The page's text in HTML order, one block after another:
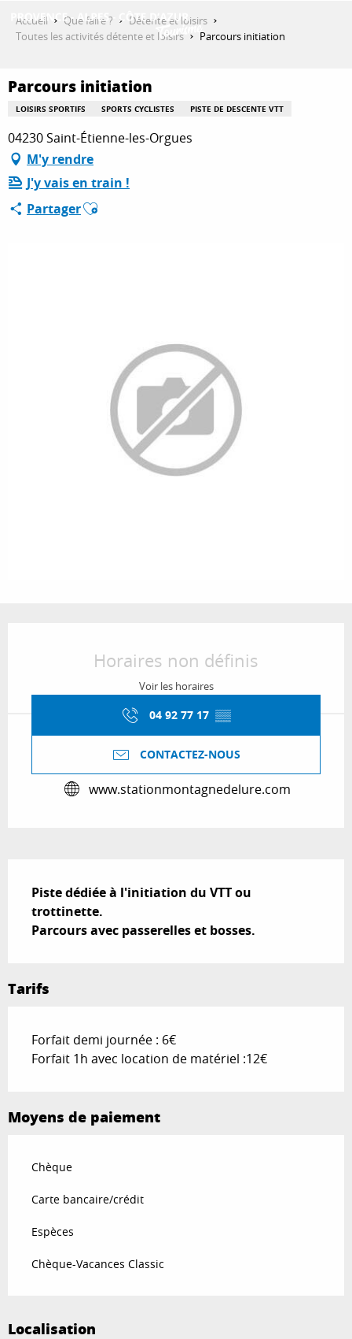
QUE FAIRE ?
SÉJOURNER
Accueil Que faire ?
Détente et loisirs
Toutes les activités détente et loisirs
Parcours initiation
Parcours initiation
LOISIRS SPORTIFS SPORTS CYCLISTES PISTE DE DESCENTE VTT
04230 Saint-Étienne-les-Orgues
M'y rendre
J'y vais en train !
PartagerAjouter aux favoris
Horaires non définis
Voir les horaires
04 92 77 17 ▒▒
CONTACTEZ-NOUS
www.stationmontagnedelure.com
Piste dédiée à l'initiation du VTT ou
trottinette.
Parcours avec passerelles et bosses.
Tarifs
Forfait demi journée : 6€
Forfait 1h avec location de matériel :12€
Moyens de paiement
Chèque
Carte bancaire/crédit
Espèces
Chèque-Vacances Classic
Localisation